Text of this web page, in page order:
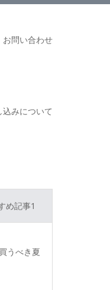
お問い合わせ
込みについて
め記事1
うべき夏